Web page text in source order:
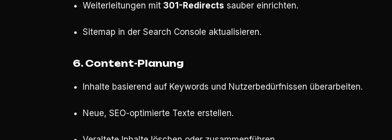
Weiterleitungen mit 301-Redirects sauber einrichten.
Sitemap in der Search Console aktualisieren.
6. Content-Planung
Inhalte basierend auf Keywords und Nutzerbedürfnissen überarbeiten.
Neue, SEO-optimierte Texte erstellen.